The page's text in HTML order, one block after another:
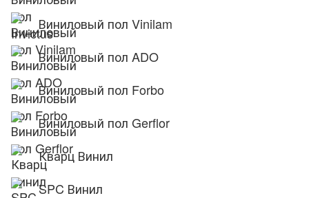
Виниловый пол Vinilam
Виниловый пол ADO
Виниловый пол Forbo
Виниловый пол Gerflor
Кварц Винил
SPC Винил